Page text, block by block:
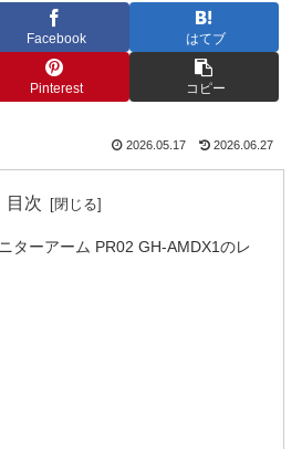
Facebook はてブ
Pinterest コピー
2026.05.17 2026.06.27
目次
ターアーム PR02 GH-AMDX1のレ